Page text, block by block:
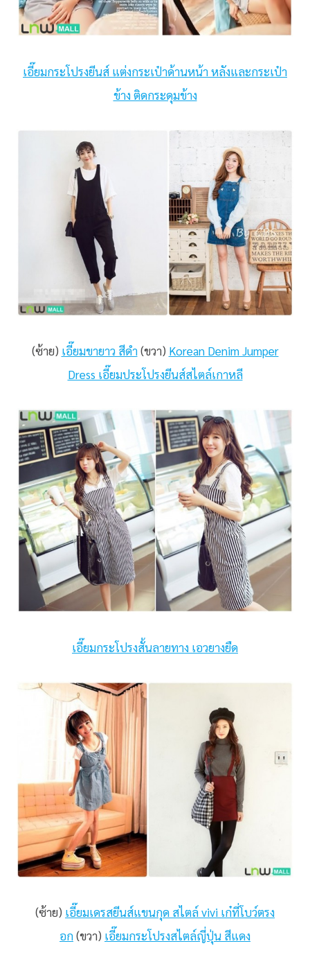
เอี๊ยมกระโปรงยีนส์ แต่งกระเป๋าด้านหน้า หลังและกระเป๋า
ข้าง ติดกระดุมข้าง
(ซ้าย) เอี๊ยมขายาว สีดำ(ขวา) Korean Denim Jumper
Dress เอี๊ยมประโปรงยีนส์สไตล์เกาหลี
เอี๊ยมกระโปรงสั้นลายทาง เอวยางยืด
(ซ้าย) เอี๊ยมเดรสยีนส์แขนกุด สไตล์ vivi เก๋ที่โบว์ตรง
อก(ขวา) เอี๊ยมกระโปรงสไตล์ญี่ปุ่น สีแดง